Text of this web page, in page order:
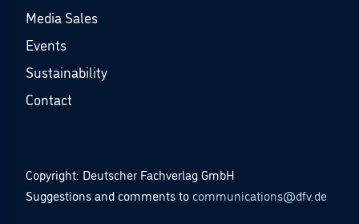
Media Sales
Events
Sustainability
Contact
Copyright: Deutscher Fachverlag GmbH
Suggestions and comments to communications@dfv.de